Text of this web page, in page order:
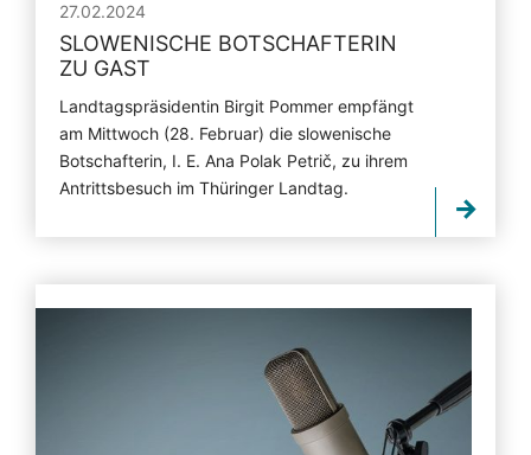
27.02.2024
SLOWENISCHE BOTSCHAFTERIN
ZU GAST
Landtagspräsidentin Birgit Pommer empfängt
am Mittwoch (28. Februar) die slowenische
Botschafterin, I. E. Ana Polak Petrič, zu ihrem
Antrittsbesuch im Thüringer Landtag.